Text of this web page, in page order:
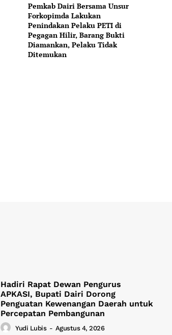
Pemkab Dairi Bersama Unsur
Forkopimda Lakukan
Penindakan Pelaku PETI di
Pegagan Hilir, Barang Bukti
Diamankan, Pelaku Tidak
Ditemukan
Hadiri Rapat Dewan Pengurus
APKASI, Bupati Dairi Dorong
Penguatan Kewenangan Daerah untuk
Percepatan Pembangunan
Yudi Lubis - Agustus 4, 2026